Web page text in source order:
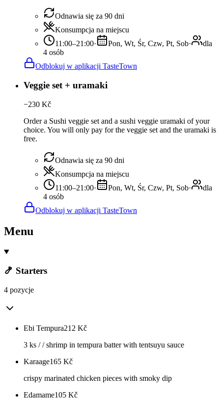
Odnawia się za 90 dni
Konsumpcja na miejscu
11:00–21:00· Pon, Wt, Śr, Czw, Pt, Sob·
dla
4 osób
Odblokuj w aplikacji TasteTown
Veggie set + uramaki
−230 Kč
Order a Sushi veggie set and a sushi veggie uramaki of your
choice. You will only pay for the veggie set and the uramaki is
free.
Odnawia się za 90 dni
Konsumpcja na miejscu
11:00–21:00· Pon, Wt, Śr, Czw, Pt, Sob·
dla
4 osób
Odblokuj w aplikacji TasteTown
Menu
🍤 Starters
4 pozycje
Ebi Tempura212 Kč
3 ks / / shrimp in tempura batter with tentsuyu sauce
Karaage165 Kč
crispy marinated chicken pieces with smoky dip
Edamame105 Kč